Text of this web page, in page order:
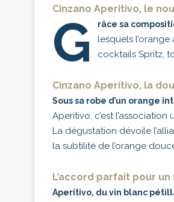
Cinzano Aperitivo, le
G râce sa
lesquels
cocktails Spritz,
Cinzano Aperitivo, la
Sous sa robe d’un orange
Aperitivo, c’est l’association
La dégustation dévoile
la subtilité de l’orange
L’accord parfait pour un
Aperitivo, du vin blanc